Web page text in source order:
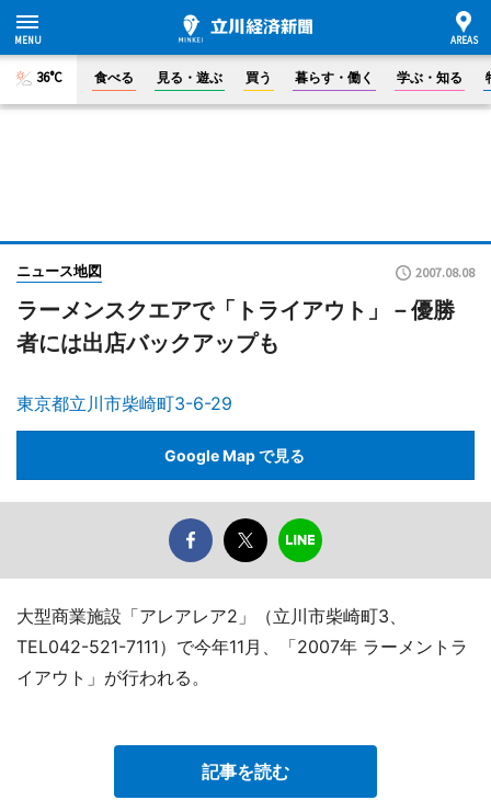
36°C 食べる 見る・遊ぶ 買う 暮らす・働く 学ぶ・知る
ニュース地図 2007.08.08
ラーメンスクエアで「トライアウト」－優勝
者には出店バックアップも
東京都立川市柴崎町3-6-29
Google Map で見る
大型商業施設「アレアレア2」（立川市柴崎町3、
TEL042-521-7111）で今年11月、「2007年 ラーメントラ
イアウト」が行われる。
記事を読む